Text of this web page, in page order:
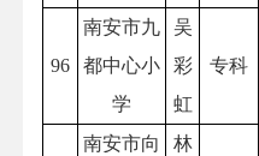
96
南安市九
都中心小
学
吴
彩
虹
专科
南安市向
林